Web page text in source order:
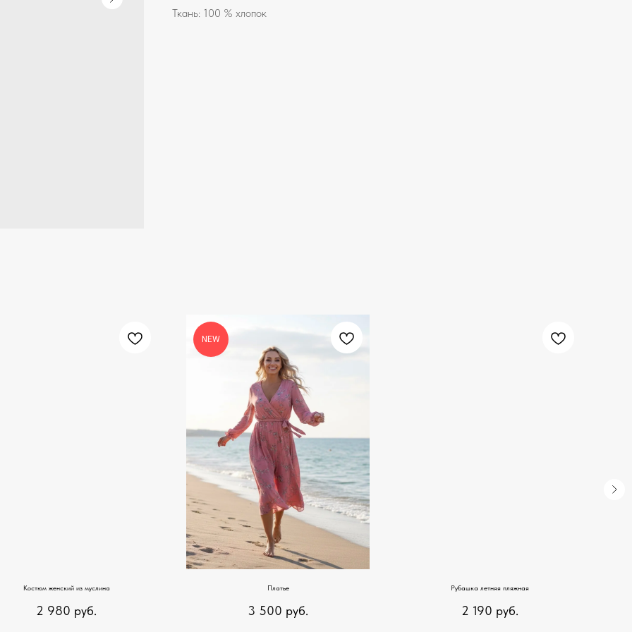
Ткань: 100 % хлопок
Костюм женский из муслина
2 980 руб.
NEW
Платье
3 500 руб.
Рубашка летняя пляжная
2 190 руб.